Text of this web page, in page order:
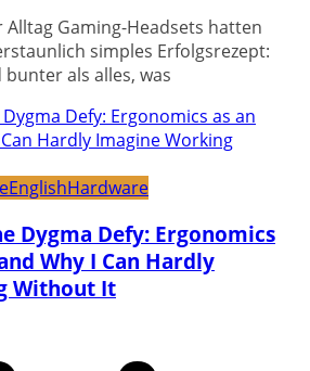
Alltag Gaming-Headsets hatten
simples Erfolgsrezept:
als alles, was
EnglishHardware
Dygma Defy: Ergonomics
Why I Can Hardly
Without It